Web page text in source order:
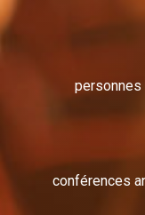
personnes
conférences